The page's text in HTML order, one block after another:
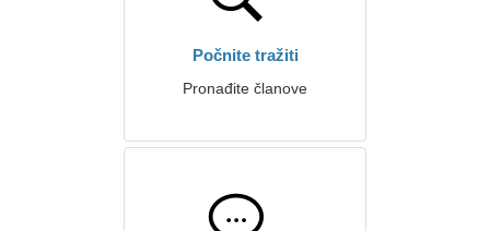
Počnite tražiti
Pronađite članove